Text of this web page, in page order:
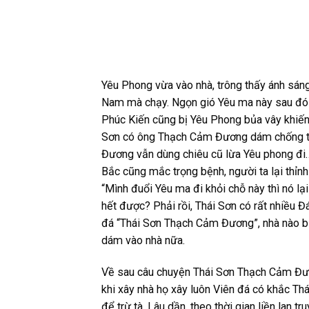
Yêu Phong vừa vào nhà, trông thấy ánh
Nam mà chạy. Ngọn gió Yêu ma này sau
Phúc Kiến cũng bị Yêu Phong bủa vây
Sơn có ông Thạch Cảm Đương dám chống
Đương vẫn dùng chiêu cũ lừa Yêu phong
Bắc cũng mắc trọng bệnh, người ta lại
“Mình đuổi Yêu ma đi khỏi chỗ này thì nó
hết được? Phải rồi, Thái Sơn có rất nhiều
đá “Thái Sơn Thạch Cảm Đương”, nhà
dám vào nhà nữa.
Về sau câu chuyện Thái Sơn Thạch Cảm
khi xây nhà họ xây luôn Viên đá có khắc